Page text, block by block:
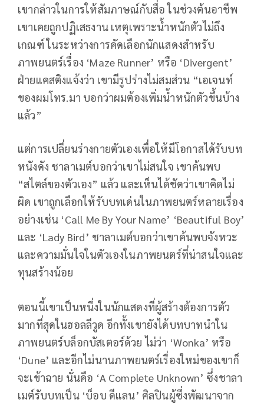
เขากล่าวในการให้สัมภาษณ์กับสื่อ ในช่วงต้นอาชีพ
เขาเคยถูกปฏิเสธงาน เหตุเพราะน้ำหนักตัวไม่ถึง
เกณฑ์ ในระหว่างการคัดเลือกนักแสดงสำหรับ
ภาพยนตร์เรื่อง ‘Maze Runner’ หรือ ‘Divergent’
ฝ่ายแคสติงแจ้งว่า เขามีรูปร่างไม่สมส่วน “เอเจนท์
ของผมโทร.มา บอกว่าผมต้องเพิ่มน้ำหนักตัวขึ้นบ้าง
แล้ว”
แต่การเปลี่ยนร่างกายตัวเองเพื่อให้มีโอกาสได้รับบท
หนังดัง ชาลาเมต์บอกว่าเขาไม่สนใจ เขาค้นพบ
“สไตล์ของตัวเอง” แล้ว และเห็นได้ชัดว่าเขาคิดไม่
ผิด เขาถูกเลือกให้รับบทเด่นในภาพยนตร์หลายเรื่อง
อย่างเช่น ‘Call Me By Your Name’ ‘Beautiful Boy’
และ ‘Lady Bird’ ชาลาเมต์บอกว่าเขาค้นพบจังหวะ
และความมั่นใจในตัวเองในภาพยนตร์ที่น่าสนใจและ
ทุนสร้างน้อย
ตอนนี้เขาเป็นหนึ่งในนักแสดงที่ผู้สร้างต้องการตัว
มากที่สุดในฮอลลีวูด อีกทั้งเขายังได้บทบาทนำใน
ภาพยนตร์บล็อกบัสเตอร์ด้วย ไม่ว่า ‘Wonka’ หรือ
‘Dune’ และอีกไม่นานภาพยนตร์เรื่องใหม่ของเขาก็
จะเข้าฉาย นั่นคือ ‘A Complete Unknown’ ซึ่งชาลา
เมต์รับบทเป็น ‘บ็อบ ดีแลน’ ศิลปินผู้ซึ่งพัฒนาจาก